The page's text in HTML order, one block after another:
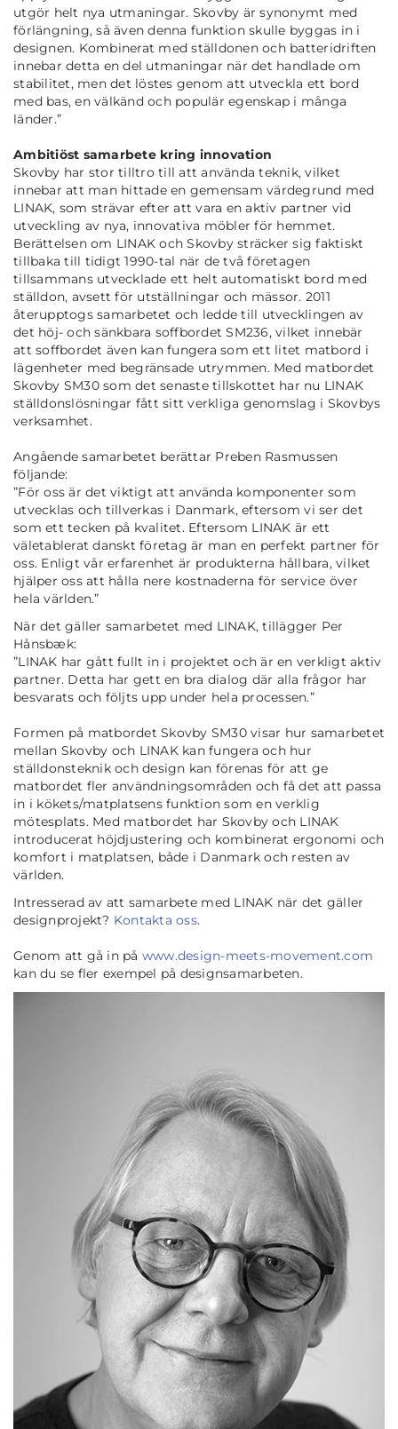
utgör helt nya utmaningar. Skovby är synonymt med
förlängning, så även denna funktion skulle byggas in i
designen. Kombinerat med ställdonen och batteridriften
innebar detta en del utmaningar när det handlade om
stabilitet, men det löstes genom att utveckla ett bord
med bas, en välkänd och populär egenskap i många
länder.”
Ambitiöst samarbete kring innovation
Skovby har stor tilltro till att använda teknik, vilket
innebar att man hittade en gemensam värdegrund med
LINAK, som strävar efter att vara en aktiv partner vid
utveckling av nya, innovativa möbler för hemmet.
Berättelsen om LINAK och Skovby sträcker sig faktiskt
tillbaka till tidigt 1990-tal när de två företagen
tillsammans utvecklade ett helt automatiskt bord med
ställdon, avsett för utställningar och mässor. 2011
återupptogs samarbetet och ledde till utvecklingen av
det höj- och sänkbara soffbordet SM236, vilket innebär
att soffbordet även kan fungera som ett litet matbord i
lägenheter med begränsade utrymmen. Med matbordet
Skovby SM30 som det senaste tillskottet har nu LINAK
ställdonslösningar fått sitt verkliga genomslag i Skovbys
verksamhet.
Angående samarbetet berättar Preben Rasmussen
följande:
”För oss är det viktigt att använda komponenter som
utvecklas och tillverkas i Danmark, eftersom vi ser det
som ett tecken på kvalitet. Eftersom LINAK är ett
väletablerat danskt företag är man en perfekt partner för
oss. Enligt vår erfarenhet är produkterna hållbara, vilket
hjälper oss att hålla nere kostnaderna för service över
hela världen.”
När det gäller samarbetet med LINAK, tillägger Per
Hånsbæk:
”LINAK har gått fullt in i projektet och är en verkligt aktiv
partner. Detta har gett en bra dialog där alla frågor har
besvarats och följts upp under hela processen.”
Formen på matbordet Skovby SM30 visar hur samarbetet
mellan Skovby och LINAK kan fungera och hur
ställdonsteknik och design kan förenas för att ge
matbordet fler användningsområden och få det att passa
in i kökets/matplatsens funktion som en verklig
mötesplats. Med matbordet har Skovby och LINAK
introducerat höjdjustering och kombinerat ergonomi och
komfort i matplatsen, både i Danmark och resten av
världen.
Intresserad av att samarbete med LINAK när det gäller
designprojekt? Kontakta oss.
Genom att gå in på www.design-meets-movement.com
kan du se fler exempel på designsamarbeten.